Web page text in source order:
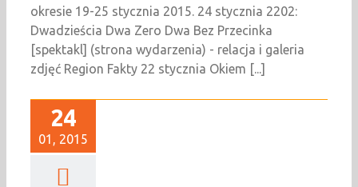
okresie 19-25 stycznia 2015. 24 stycznia 2202:
Dwadzieścia Dwa Zero Dwa Bez Przecinka
[spektakl] (strona wydarzenia) - relacja i galeria
zdjęć Region Fakty 22 stycznia Okiem [...]
24
01, 2015